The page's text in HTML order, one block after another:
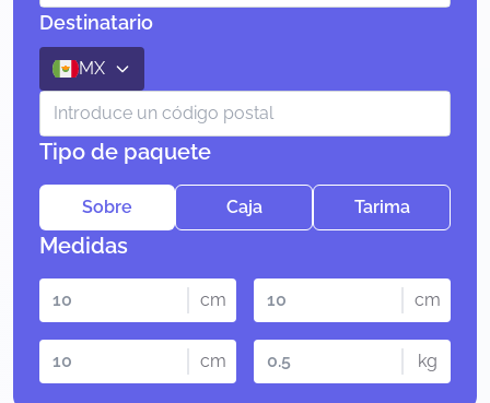
Destinatario
MX
Tipo de paquete
Sobre Caja Tarima
Medidas
cm cm
cm kg